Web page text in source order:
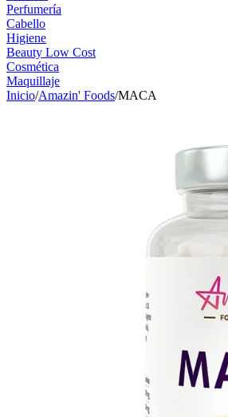
Perfumería
Cabello
Higiene
Beauty Low Cost
Cosmética
Maquillaje
Inicio/Amazin' Foods/MACA